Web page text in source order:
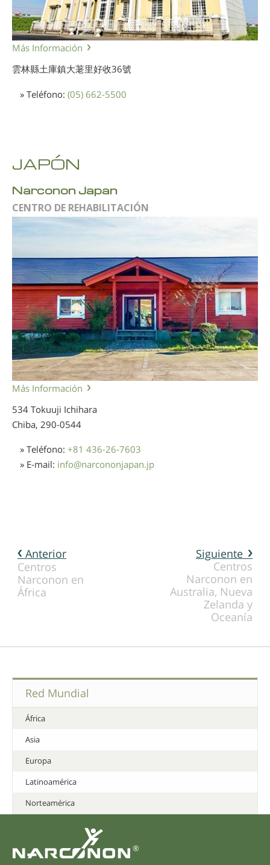
Más Información
雲林縣土庫鎮大荖里好收36號
» Teléfono: (05) 662-5500
JAPÓN
Narconon Japan
CENTRO DE REHABILITACIÓN
Más Información
534 Tokuuji Ichihara
Chiba, 290-0544
» Teléfono: +81 436-26-7603
» E-mail: info@narcononjapan.jp
Siguiente
Centros
Narconon en
Australia, Nueva
Zelanda y
Oceanía
Anterior
Centros
Narconon en
África
Red Mundial
África
Asia
Europa
Latinoamérica
Norteamérica
®